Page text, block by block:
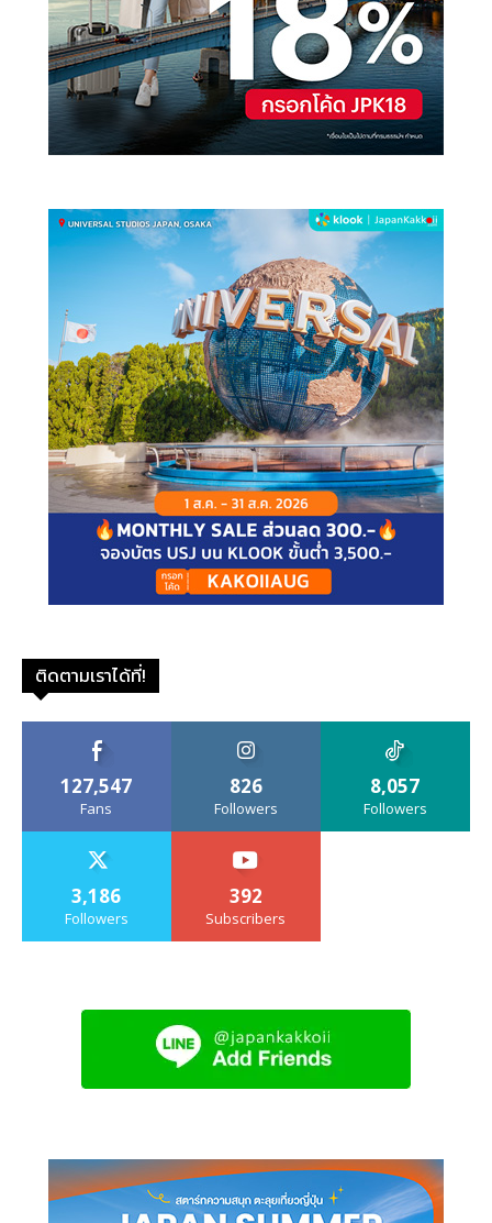
ติดตามเราได้ที่!
127,547
Fans
826
Followers
8,057
Followers
3,186
Followers
392
Subscribers